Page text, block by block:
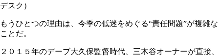
デスク）
もうひとつの理由は、今季の低迷をめぐる“責任問題”が複雑な
ことだ。
２０１５年のデーブ大久保監督時代、三木谷オーナーが直接、